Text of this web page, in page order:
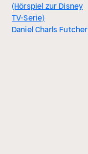
(Hörspiel zur Disney
TV-Serie)
Daniel Charls Futcher